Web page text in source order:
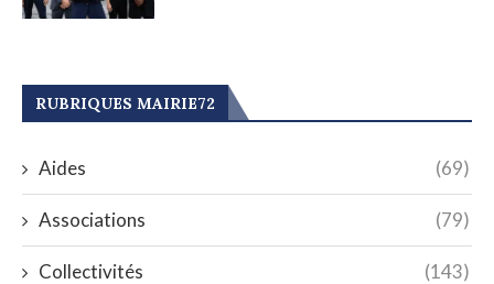
RUBRIQUES MAIRIE72
Aides (69)
Associations (79)
Collectivités (143)